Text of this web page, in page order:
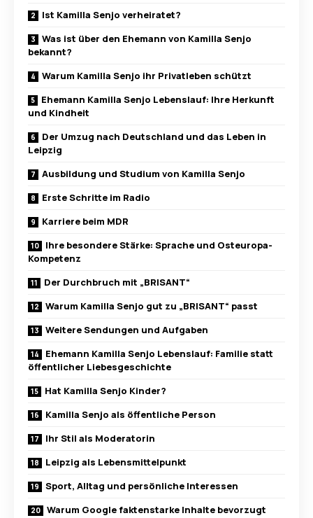
Ist Kamilla Senjo verheiratet?
Was ist über den Ehemann von Kamilla Senjo
bekannt?
Warum Kamilla Senjo ihr Privatleben schützt
Ehemann Kamilla Senjo Lebenslauf: Ihre Herkunft
und Kindheit
Der Umzug nach Deutschland und das Leben in
Leipzig
Ausbildung und Studium von Kamilla Senjo
Erste Schritte im Radio
Karriere beim MDR
Ihre besondere Stärke: Sprache und Osteuropa-
Kompetenz
Der Durchbruch mit „BRISANT“
Warum Kamilla Senjo gut zu „BRISANT“ passt
Weitere Sendungen und Aufgaben
Ehemann Kamilla Senjo Lebenslauf: Familie statt
öffentlicher Liebesgeschichte
Hat Kamilla Senjo Kinder?
Kamilla Senjo als öffentliche Person
Ihr Stil als Moderatorin
Leipzig als Lebensmittelpunkt
Sport, Alltag und persönliche Interessen
Warum Google faktenstarke Inhalte bevorzugt